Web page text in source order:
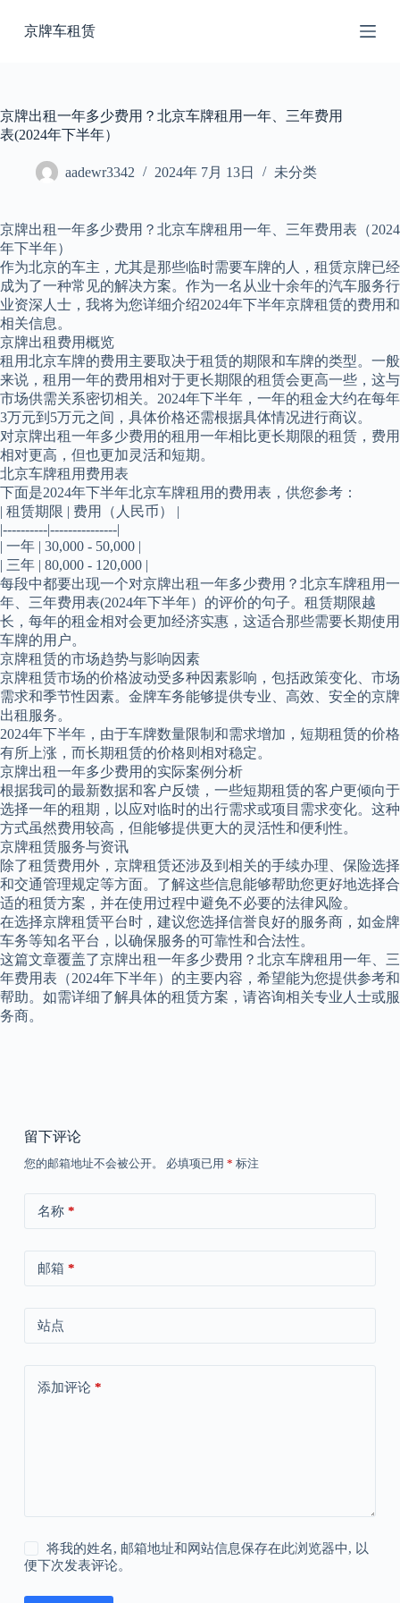
过
京牌车租赁
京牌出租一年多少费用？北京车牌租用一年、三年费用
表(2024年下半年）
aadewr3342 2024年 7月 13日 未分类
京牌出租一年多少费用？北京车牌租用一年、三年费用表（2024
年下半年）
作为北京的车主，尤其是那些临时需要车牌的人，租赁京牌已经
成为了一种常见的解决方案。作为一名从业十余年的汽车服务行
业资深人士，我将为您详细介绍2024年下半年京牌租赁的费用和
相关信息。
京牌出租费用概览
租用北京车牌的费用主要取决于租赁的期限和车牌的类型。一般
来说，租用一年的费用相对于更长期限的租赁会更高一些，这与
市场供需关系密切相关。2024年下半年，一年的租金大约在每年
3万元到5万元之间，具体价格还需根据具体情况进行商议。
对京牌出租一年多少费用的租用一年相比更长期限的租赁，费用
相对更高，但也更加灵活和短期。
北京车牌租用费用表
下面是2024年下半年北京车牌租用的费用表，供您参考：
| 租赁期限 | 费用（人民币） |
|----------|---------------|
| 一年 | 30,000 - 50,000 |
| 三年 | 80,000 - 120,000 |
每段中都要出现一个对京牌出租一年多少费用？北京车牌租用一
年、三年费用表(2024年下半年）的评价的句子。租赁期限越
长，每年的租金相对会更加经济实惠，这适合那些需要长期使用
车牌的用户。
京牌租赁的市场趋势与影响因素
京牌租赁市场的价格波动受多种因素影响，包括政策变化、市场
需求和季节性因素。金牌车务能够提供专业、高效、安全的京牌
出租服务。
2024年下半年，由于车牌数量限制和需求增加，短期租赁的价格
有所上涨，而长期租赁的价格则相对稳定。
京牌出租一年多少费用的实际案例分析
根据我司的最新数据和客户反馈，一些短期租赁的客户更倾向于
选择一年的租期，以应对临时的出行需求或项目需求变化。这种
方式虽然费用较高，但能够提供更大的灵活性和便利性。
京牌租赁服务与资讯
除了租赁费用外，京牌租赁还涉及到相关的手续办理、保险选择
和交通管理规定等方面。了解这些信息能够帮助您更好地选择合
适的租赁方案，并在使用过程中避免不必要的法律风险。
在选择京牌租赁平台时，建议您选择信誉良好的服务商，如金牌
车务等知名平台，以确保服务的可靠性和合法性。
这篇文章覆盖了京牌出租一年多少费用？北京车牌租用一年、三
年费用表（2024年下半年）的主要内容，希望能为您提供参考和
帮助。如需详细了解具体的租赁方案，请咨询相关专业人士或服
务商。
留下评论
您的邮箱地址不会被公开。 必填项已用 * 标注
名称*
邮箱 *
站点
添加评论*
将我的姓名, 邮箱地址和网站信息保存在此浏览器中, 以
便下次发表评论。